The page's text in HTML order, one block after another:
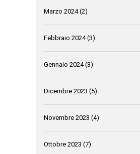
Marzo 2024(2)
Febbraio 2024(3)
Gennaio 2024(3)
Dicembre 2023 (5)
Novembre 2023 (4)
Ottobre 2023 (7)